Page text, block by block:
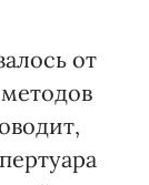
от